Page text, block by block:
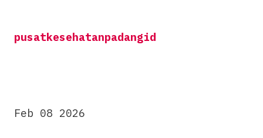
contentpusatkesehatanpadangid
Feb 08 2026